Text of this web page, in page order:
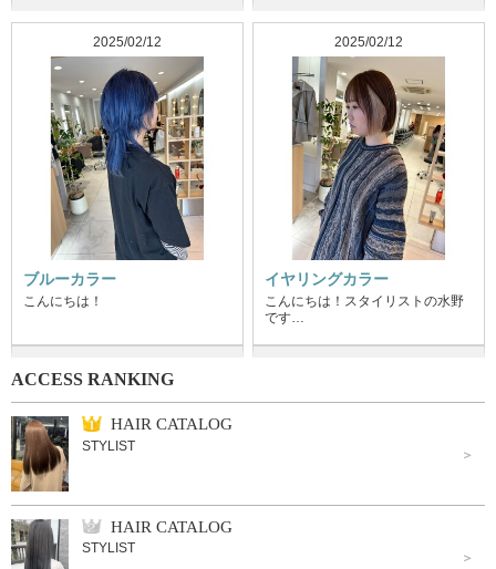
2025/02/12
ブルーカラー
こんにちは！
2025/02/12
イヤリングカラー
こんにちは！スタイリストの水野
です…
ACCESS RANKING
HAIR CATALOG
STYLIST
HAIR CATALOG
STYLIST